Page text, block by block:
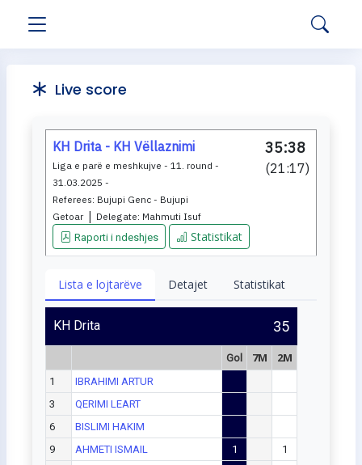
Live score
KH Drita - KH Vëllaznimi
Liga e parë e meshkujve - 11. round -
31.03.2025 -
Referees: Bujupi Genc - Bujupi
Getoar| Delegate: Mahmuti Isuf
Raporti i ndeshjes
Statistikat
35:38
(21:17)
Lista e lojtarëve Detajet Statistikat
KH Drita 35
Gol 7M 2M
1
IBRAHIMI ARTUR
3
QERIMI LEART
6
BISLIMI HAKIM
9
AHMETI ISMAIL 1
1